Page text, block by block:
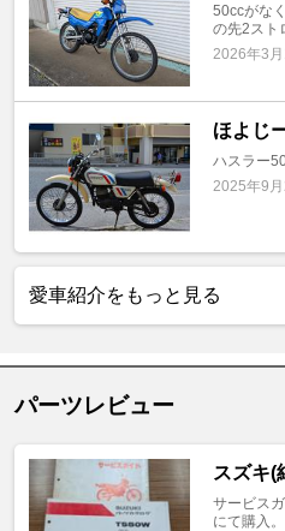
50ccがな
の先2スト
2026年3
ほよじ
ハスラー
2025年9月
愛車紹介をもっと見る
パーツレビュー
スズキ(
サービス
にて購入。